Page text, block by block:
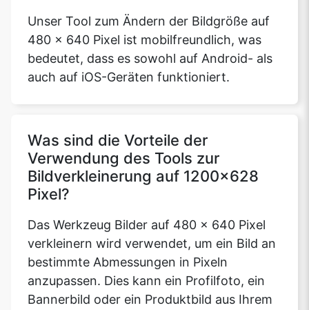
Unser Tool zum Ändern der Bildgröße auf
480 x 640 Pixel ist mobilfreundlich, was
bedeutet, dass es sowohl auf Android- als
auch auf iOS-Geräten funktioniert.
Was sind die Vorteile der
Verwendung des Tools zur
Bildverkleinerung auf 1200x628
Pixel?
Das Werkzeug Bilder auf 480 x 640 Pixel
verkleinern wird verwendet, um ein Bild an
bestimmte Abmessungen in Pixeln
anzupassen. Dies kann ein Profilfoto, ein
Bannerbild oder ein Produktbild aus Ihrem